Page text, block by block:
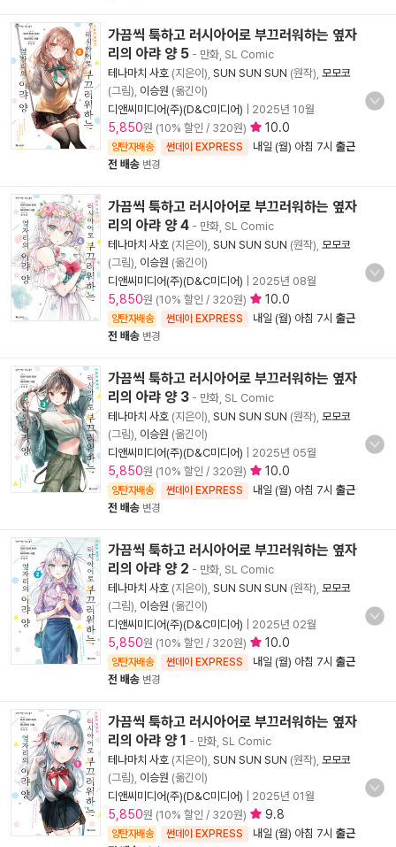
가끔씩 툭하고 러시아어로 부끄러워하는 옆자
리의 아랴 양 5 - 만화, SL Comic
테나마치 사호 (지은이), SUN SUN SUN (원작), 모모코
(그림), 이승원 (옮긴이)
디앤씨미디어(주)(D&C미디어)
2025년 10월
5,850원 (10% 할인 / 320원) 10.0
양탄자배송 썬데이 EXPRESS 내일 (월) 아침 7시 출근
전 배송 변경
가끔씩 툭하고 러시아어로 부끄러워하는 옆자
리의 아랴 양 4 - 만화, SL Comic
테나마치 사호 (지은이), SUN SUN SUN (원작), 모모코
(그림), 이승원 (옮긴이)
디앤씨미디어(주)(D&C미디어)
2025년 08월
5,850원 (10% 할인 / 320원) 10.0
양탄자배송 썬데이 EXPRESS 내일 (월) 아침 7시 출근
전 배송 변경
가끔씩 툭하고 러시아어로 부끄러워하는 옆자
리의 아랴 양 3 - 만화, SL Comic
테나마치 사호 (지은이), SUN SUN SUN (원작), 모모코
(그림), 이승원 (옮긴이)
디앤씨미디어(주)(D&C미디어)
2025년 05월
5,850원 (10% 할인 / 320원) 10.0
양탄자배송 썬데이 EXPRESS 내일 (월) 아침 7시 출근
전 배송 변경
가끔씩 툭하고 러시아어로 부끄러워하는 옆자
리의 아랴 양 2 - 만화, SL Comic
테나마치 사호 (지은이), SUN SUN SUN (원작), 모모코
(그림), 이승원 (옮긴이)
디앤씨미디어(주)(D&C미디어)
2025년 02월
5,850원 (10% 할인 / 320원) 10.0
양탄자배송 썬데이 EXPRESS 내일 (월) 아침 7시 출근
전 배송 변경
가끔씩 툭하고 러시아어로 부끄러워하는 옆자
리의 아랴 양 1 - 만화, SL Comic
테나마치 사호 (지은이), SUN SUN SUN (원작), 모모코
(그림), 이승원 (옮긴이)
디앤씨미디어(주)(D&C미디어)
2025년 01월
5,850원 (10% 할인 / 320원) 9.8
양탄자배송 썬데이 EXPRESS 내일 (월) 아침 7시 출근